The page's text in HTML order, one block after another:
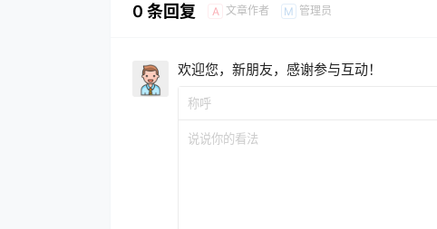
0 条回复 A 文章作者 M 管理员
欢迎您，新朋友，感谢参与互动！